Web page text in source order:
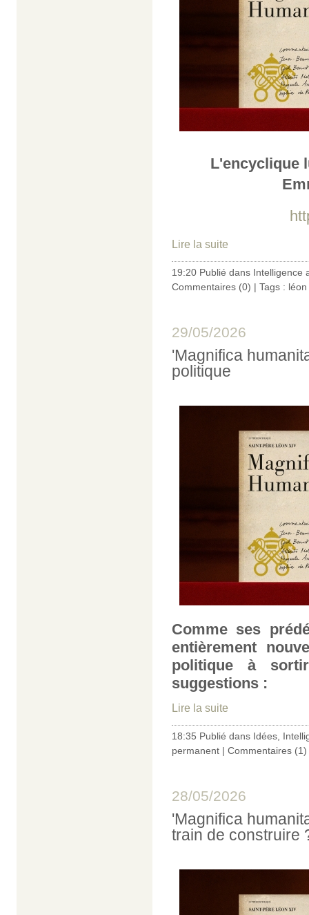
L'encyclique
Lire la suite
19:20 Publié dans Intelligence
Commentaires (0) | Tags : léon
29/05/2026
'Magnifica
politique
Comme ses
entièrement
politique à
suggestions :
Lire la suite
18:35 Publié dans Idées,
permanent | Commentaires (1)
28/05/2026
'Magnifica
train de construire